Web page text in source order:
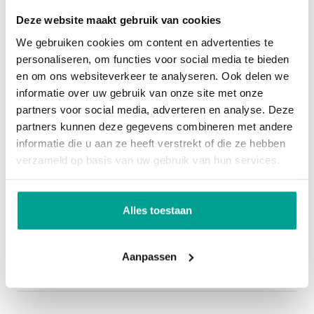
Deze website maakt gebruik van cookies
We gebruiken cookies om content en advertenties te
personaliseren, om functies voor social media te bieden
en om ons websiteverkeer te analyseren. Ook delen we
informatie over uw gebruik van onze site met onze
partners voor social media, adverteren en analyse. Deze
partners kunnen deze gegevens combineren met andere
informatie die u aan ze heeft verstrekt of die ze hebben
verzameld op basis van uw gebruik van hun services.
Alles toestaan
Aanpassen
Uiteraard geldt ook voor deze woningen dat er
goed is nagedacht over duurzaamheid en
energiezuinigheid. De woningen beschikken
allemaal over een bodemwarmtepomp en
zonnepanelen. Voor de woningen geldt dat ze een
energielabel A++++ hebben; dat wil zeggen: de
woningen wekken meer dan genoeg hernieuwbare
energie op om het gebouw gebonden
fossiele energieverbruik te reduceren.
Woonoppervlakte: ca. 189 – 199 m2
Garage Geen garage
Overig
Permanente bewoning
Onderhoud binnen Uitstekend
Kadastrale gegevens